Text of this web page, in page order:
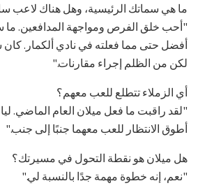
ما هي سماتك الرئيسية، وهل هناك لاعب
"أحب خلق الفرص ومواجهة المدافعين. ما
أفضل حتى مما فعلته في نادي ألكمار. كان
لكن من الظلم إجراء مقارنات."
أي الزملاء تتطلع للعب معهم؟
"لقد راقبت ما فعل ميلان العام الماضي.
أطوق الانتظار للعب معهما جنبًا إلى جنب."
هل ميلان هو نقطة التحول في مسيرتك؟
"نعم، إنه خطوة مهمة جدًا بالنسبة لي."